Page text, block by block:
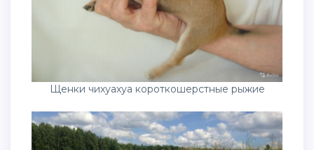
Щенки чихуахуа короткошерстные рыжие